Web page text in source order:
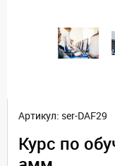
Артикул: ser-DAF29
Курс по